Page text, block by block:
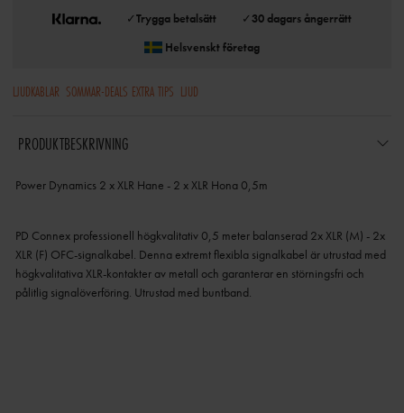
✓Trygga betalsätt ✓30 dagars ångerrätt
Helsvenskt företag
LJUDKABLAR SOMMAR-DEALS EXTRA TIPS LJUD
PRODUKTBESKRIVNING
Power Dynamics 2 x XLR Hane - 2 x XLR Hona 0,5m
PD Connex professionell högkvalitativ 0,5 meter balanserad 2x XLR (M) - 2x
XLR (F) OFC-signalkabel. Denna extremt flexibla signalkabel är utrustad med
högkvalitativa XLR-kontakter av metall och garanterar en störningsfri och
pålitlig signalöverföring. Utrustad med buntband.